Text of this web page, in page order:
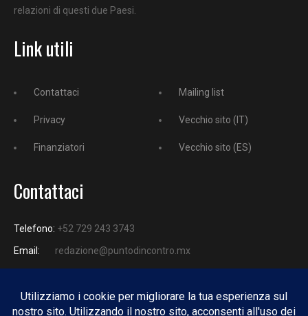
relazioni di questi due Paesi.
Link utili
Contattaci
Privacy
Finanziatori
Mailing list
Vecchio sito (IT)
Vecchio sito (ES)
Contattaci
Telefono: +52 729 243 3743
Email:
redazione@puntodincontro.mx
PUNTODINCONTRO